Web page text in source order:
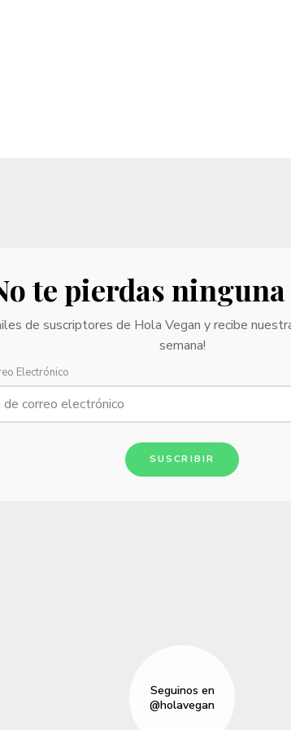
te pierdas
de suscriptores de Hola Vegan y recibe
semana!
Electrónico
SUSCRIBIR
Seguinos en
@holavegan